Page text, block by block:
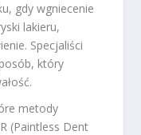
gdy wgniecenie
lakieru,
Specjaliści
który
metody
(Paintless Dent